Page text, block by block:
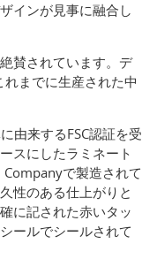
インが見事に融合し
賛されています。デ
までに生産された中
由来するFSC認証を受
スにしたラミネート
で製造されて
性のある仕上がりと
に記された赤いタッ
ールでシールされて